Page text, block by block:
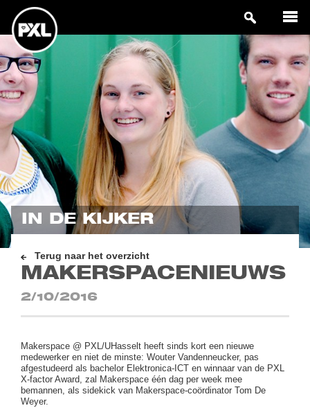
IN DE KIJKER
Terug naar het overzicht
MAKERSPACENIEUWS
2/10/2016
Makerspace @ PXL/UHasselt heeft sinds kort een nieuwe
medewerker en niet de minste: Wouter Vandenneucker, pas
afgestudeerd als bachelor Elektronica-ICT en winnaar van de PXL
X-factor Award, zal Makerspace één dag per week mee
bemannen, als sidekick van Makerspace-coördinator Tom De
Weyer.